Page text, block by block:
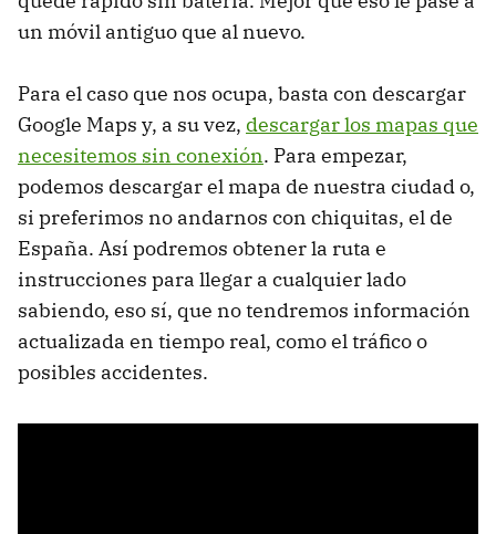
un móvil antiguo que al nuevo.
Para el caso que nos ocupa, basta con descargar
Google Maps y, a su vez, descargar los mapas que
necesitemos sin conexión. Para empezar,
podemos descargar el mapa de nuestra ciudad o,
si preferimos no andarnos con chiquitas, el de
España. Así podremos obtener la ruta e
instrucciones para llegar a cualquier lado
sabiendo, eso sí, que no tendremos información
actualizada en tiempo real, como el tráfico o
posibles accidentes.